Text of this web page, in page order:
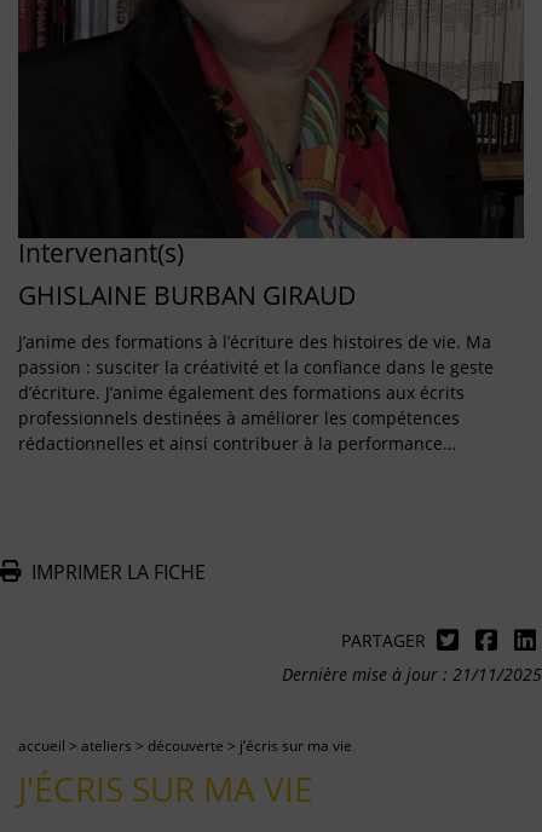
Intervenant(s)
GHISLAINE BURBAN GIRAUD
J’anime des formations à l’écriture des histoires de vie. Ma
passion : susciter la créativité et la confiance dans le geste
d’écriture. J’anime également des formations aux écrits
professionnels destinées à améliorer les compétences
rédactionnelles et ainsi contribuer à la performance…
IMPRIMER LA FICHE
PARTAGER
Dernière mise à jour : 21/11/2025
accueil > ateliers > découverte > j’écris sur ma vie
J'ÉCRIS SUR MA VIE